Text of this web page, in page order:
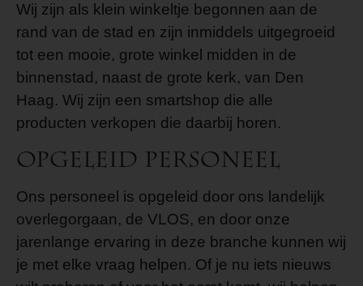
Wij zijn als klein winkeltje begonnen aan de
rand van de stad en zijn inmiddels uitgegroeid
tot een mooie, grote winkel midden in de
binnenstad, naast de grote kerk, van Den
Haag. Wij zijn een smartshop die alle
producten verkopen die daarbij horen.
Opgeleid personeel
Ons personeel is opgeleid door ons landelijk
overlegorgaan, de VLOS, en door onze
jarenlange ervaring in deze branche kunnen wij
je met elke vraag helpen. Of je nu iets nieuws